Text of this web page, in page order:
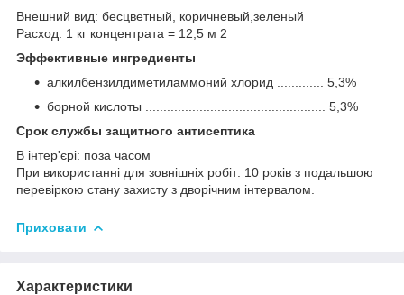
Внешний вид: бесцветный, коричневый,зеленый
Расход: 1 кг концентрата = 12,5 м 2
Эффективные ингредиенты
алкилбензилдиметиламмоний хлорид ............. 5,3%
борной кислоты .................................................. 5,3%
Срок службы защитного антисептика
В інтер'єрі: поза часом
При використанні для зовнішніх робіт: 10 років з подальшою
перевіркою стану захисту з дворічним інтервалом.
Приховати
Характеристики